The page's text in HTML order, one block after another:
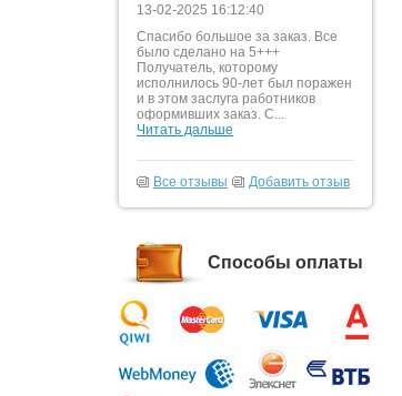
13-02-2025 16:12:40
Спасибо большое за заказ. Все
было сделано на 5+++
Получатель, которому
исполнилось 90-лет был поражен
и в этом заслуга работников
оформивших заказ. С...
Читать дальше
Все отзывы Добавить отзыв
Способы оплаты